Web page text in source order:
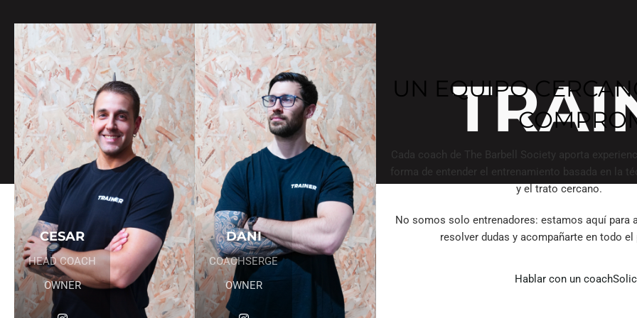
CESAR
HEAD COACH
OWNER
DANI
COACHSERGE
OWNER
UN EQUIPO
Cada coach de The Barbell Society aporta
forma de entender el entrenamiento basada en la
y el trato cercano.
No somos solo entrenadores: estamos aquí para
resolver dudas y acompañarte en todo el
Hablar con un coach